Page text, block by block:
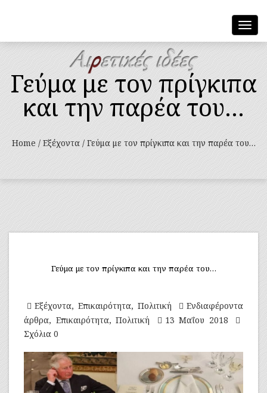
Γεύμα με τον πρίγκιπα
και την παρέα του…
Home / Εξέχοντα / Γεύμα με τον πρίγκιπα και την παρέα του…
Γεύμα με τον πρίγκιπα και την παρέα του…
Εξέχοντα, Επικαιρότητα, Πολιτική
Ενδιαφέροντα
άρθρα, Επικαιρότητα, Πολιτική
13 Μαΐου 2018
Σχόλια 0